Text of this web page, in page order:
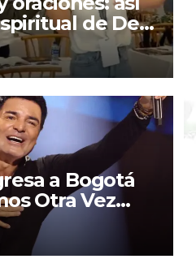
de De
gabinete
a Bogotá
Otra Vez
de su